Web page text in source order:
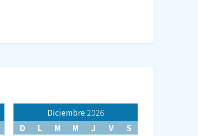
Diciembre2026
D
L M M J V
S